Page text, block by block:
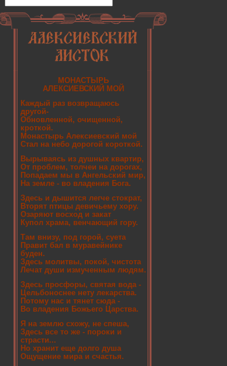
МОНАСТЫРЬ
АЛЕКСИЕВСКИЙ МОЙ
Каждый раз возвращаюсь
другой-
Обновленной, очищенной,
кроткой.
Монастырь Алексиевский мой
Стал на небо дорогой короткой.
Вырываясь из душных квартир,
От проблем, толчеи на дорогах,
Попадаем мы в Ангельский мир,
На земле - во владения Бога.
Здесь и дышится легче стократ,
Вторят птицы девичьему хору.
Озаряют восход и закат
Купол храма, венчающий гору.
Там внизу, под горой, суета
Правит бал в муравейнике
буден.
Здесь молитвы, покой, чистота
Лечат души измученным людям.
Здесь просфоры, святая вода -
Цельбоноснее нету лекарства.
Потому нас и тянет сюда -
Во владения Божьего Царства.
Я на землю схожу, не спеша,
Здесь все то же - пороки и
страсти...
Но хранит еще долго душа
Ощущение мира и счастья.